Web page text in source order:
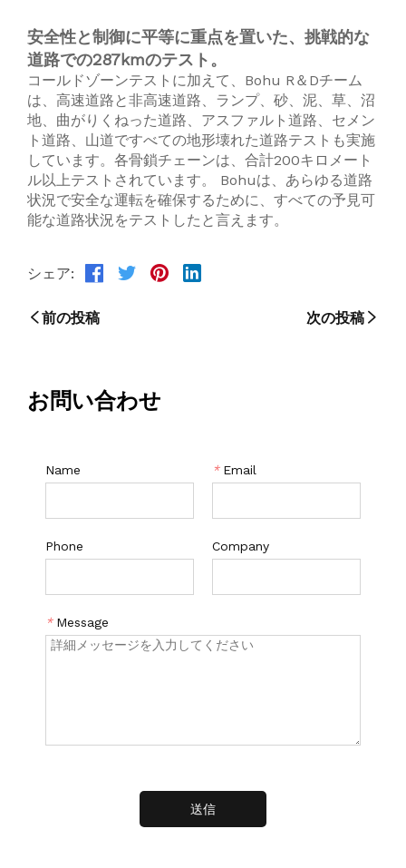
安全性と制御に平等に重点を置いた、挑戦的な
道路での287kmのテスト。
コールドゾーンテストに加えて、Bohu R＆Dチーム
は、高速道路と非高速道路、ランプ、砂、泥、草、沼
地、曲がりくねった道路、アスファルト道路、セメン
ト道路、山道ですべての地形壊れた道路テストも実施
しています。各骨鎖チェーンは、合計200キロメート
ル以上テストされています。 Bohuは、あらゆる道路
状況で安全な運転を確保するために、すべての予見可
能な道路状況をテストしたと言えます。
シェア:
前の投稿 次の投稿
お問い合わせ
Name * Email
Phone Company
* Message
送信